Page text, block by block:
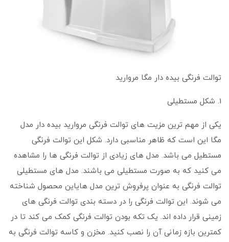
توالت فرنگی بیده دار مگا مروارید
1. شکل مستطیلی
یکی از مهم‌ ترین مزیت‌ های توالت فرنگی مروارید بیده دار مدل
مگا این است که ظاهر مناسبی دارد. شکل این توالت فرنگی
مستطیل می باشد. مدل های زیادی از توالت فرنگی ها را مشاهده
می‌ کنید که به صورت مستطیلی می باشند. مدل های مستطیلی
توالت فرنگی به عنوان پرفروش ترین مدل هایاین محصول شناخته
می‌ شوند. این توالت فرنگی را در دسته بندی توالت فرنگی های
زمینی قرار داده‌ اند. یک تکه بودن توالت فرنگی کمک می کند تا در
کمترین بازه زمانی آن را نصب کنید. مخزن و کاسه توالت فرنگی به